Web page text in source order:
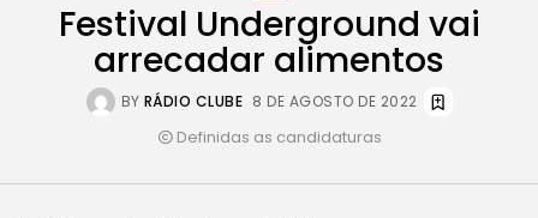
Festival Underground vai
arrecadar alimentos
BY RÁDIO CLUBE 8 DE AGOSTO DE 2022
Definidas as candidaturas